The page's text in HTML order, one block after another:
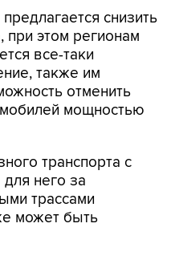
снизить
при этом регионам
все-таки
также им
отменить
мощностью
транспорта с
него за
трассами
может быть